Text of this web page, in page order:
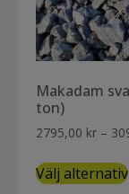
Makadam
ton)
2795,00 kr –
Välj alternativ